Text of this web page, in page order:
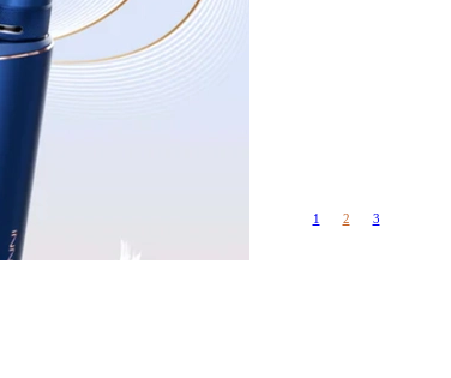
PETITS FORMATS
Rangements
étuis, housses
rechange
1 2 3